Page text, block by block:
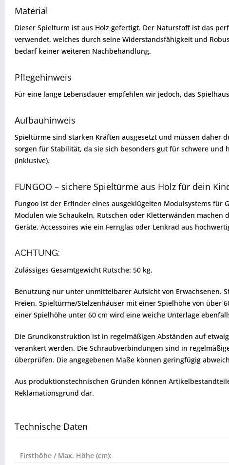
Material
Dieser Spielturm ist aus Holz gefertigt. Der Naturstoff ist das
verwendet, welches durch seine Widerstandsfähigkeit und
bedarf keiner weiteren Nachbehandlung.
Pflegehinweis
Für eine lange Lebensdauer empfehlen wir jedoch, das
Aufbauhinweis
Spieltürme sind starken Kräften ausgesetzt und müssen daher
sorgen für Stabilität, da sie sich besonders gut für schwere
(inklusive).
FUNGOO – sichere Spieltürme aus Holz für dein
Fungoo ist der Erfinder eines ausgeklügelten Modulsystems
Modulen wie Schaukeln, Rutschen oder Kletterwänden
Geräte. Accessoires wie ein Fernglas oder Lenkrad aus
ACHTUNG:
Zulässiges Gesamtgewicht Rutsche: 50 kg.
Benutzung nur unter unmittelbarer Aufsicht von Erwachsenen.
Freien. Spieltürme/Stelzenhäuser mit einer Spielhöhe von über
einer Spielhöhe unter 60 cm wird eine weiche Unterlage
Die Grundkonstruktion ist in regelmäßigen Abständen auf
verankert werden. Die Schraubverbindungen sind in
überprüfen. Die angegebenen Maße können geringfügig
Aus produktionstechnischen Gründen können
Reklamationsgrund dar.
Technische Daten
Firsthöhe / Max. Höhe (cm):